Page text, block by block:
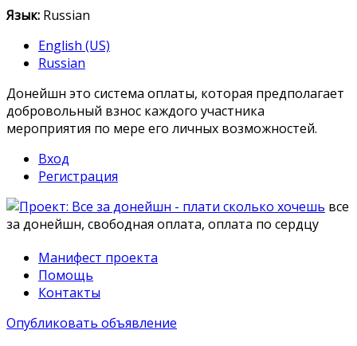
Язык: Russian
English (US)
Russian
Донейшн это система оплаты, которая предполагает
добровольный взнос каждого участника
мероприятия по мере его личных возможностей.
Вход
Регистрация
все
за донейшн, свободная оплата, оплата по сердцу
Манифест проекта
Помощь
Контакты
Опубликовать объявление